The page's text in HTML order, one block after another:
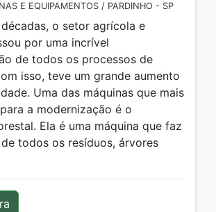
E EQUIPAMENTOS / PARDINHO - SP
o setor agrícola e
por uma incrível
de todos os processos de
isso, teve um grande aumento
Uma das máquinas que mais
a modernização é o
Ela é uma máquina que faz
todos os resíduos, árvores